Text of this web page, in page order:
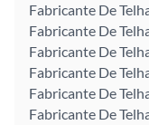
Fabricante De
Fabricante De
Fabricante De
Fabricante De
Fabricante De
Fabricante De